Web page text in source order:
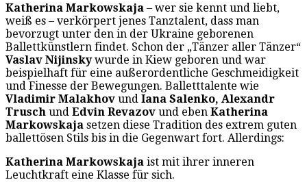
Katherina Markowskaja – wer sie kennt und liebt,
weiß es – verkörpert jenes Tanztalent, dass man
bevorzugt unter den in der Ukraine geborenen
Ballettkünstlern findet. Schon der „Tänzer aller Tänzer“
Vaslav Nijinskywurde in Kiew geboren und war
beispielhaft für eine außerordentliche Geschmeidigkeit
und Finesse der Bewegungen. Balletttalente wie
Vladimir Malakhov und Iana Salenko, Alexandr
Trusch und Edvin Revazov und eben Katherina
Markowskaja setzen diese Tradition des extrem guten
ballettösen Stils bis in die Gegenwart fort. Allerdings:
Katherina Markowskaja ist mit ihrer inneren
Leuchtkraft eine Klasse für sich.